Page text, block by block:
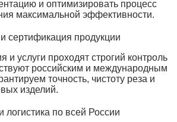
и оптимизировать процесс
максимальной эффективности.
сертификация продукции
и услуги проходят строгий контроль
российским и международным
точность, чистоту реза и
изделий.
логистика по всей России